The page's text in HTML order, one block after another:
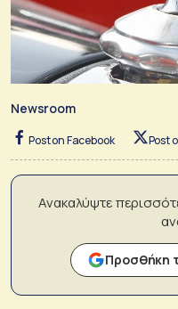
Newsroom
Post on Facebook Post
Ανακαλύψτε
Προσθήκη